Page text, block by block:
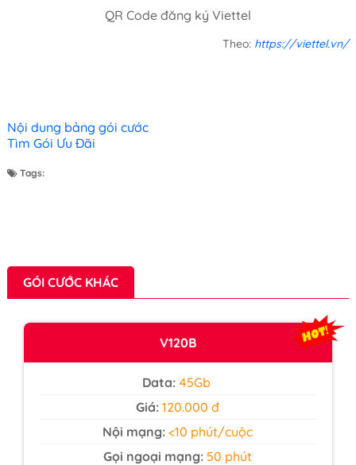
QR Code đăng ký Viettel
Theo: https://viettel.vn/
Nội dung bảng gói cước
Tìm Gói Ưu Đãi
Tags:
GÓI CƯỚC KHÁC
V120B
Data: 45Gb
Giá:120.000 đ
Nội mạng:<10 phút/cuộc
Gọi ngoại mạng: 50 phút